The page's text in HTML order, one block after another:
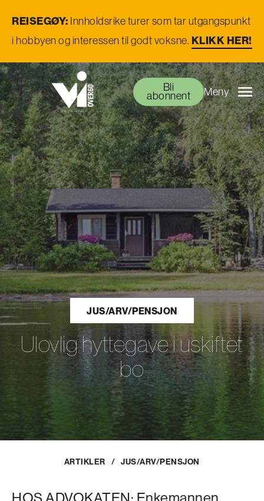
REISEGØY: Innholdsrike turer som tar utgangspunkt
i hobbyen og interessen til godt voksne. KLIKK HER!
Bli
abonnent Meny
JUS/ARV/PENSJON
Ulovlig hyttegave i uskiftet
bo
ARTIKLER / JUS/ARV/PENSJON
HOS ADVOKATEN: Enkemannen